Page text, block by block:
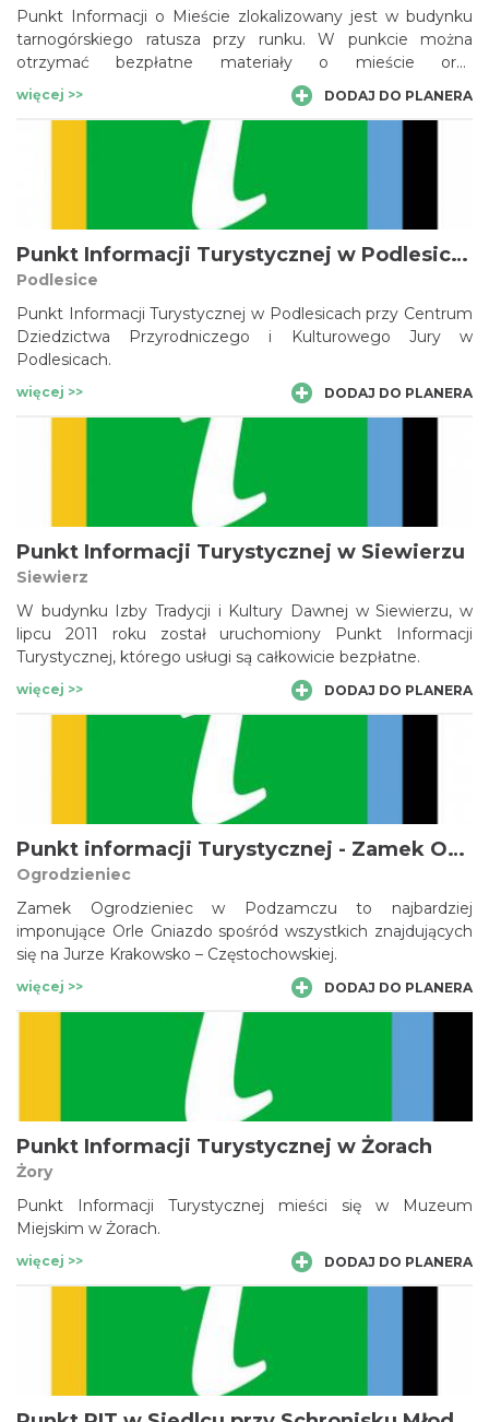
Punkt Informacji o Mieście zlokalizowany jest w budynku
tarnogórskiego ratusza przy runku. W punkcie można
otrzymać bezpłatne materiały o mieście oraz
województwie śląskim, informacje o imprezach sportowych
i kulturalnych.
więcej >> DODAJ DO PLANERA
Punkt Informacji Turystycznej w Podlesicach
Podlesice
Punkt Informacji Turystycznej w Podlesicach przy Centrum
Dziedzictwa Przyrodniczego i Kulturowego Jury w
Podlesicach.
więcej >> DODAJ DO PLANERA
Punkt Informacji Turystycznej w Siewierzu
Siewierz
W budynku Izby Tradycji i Kultury Dawnej w Siewierzu, w
lipcu 2011 roku został uruchomiony Punkt Informacji
Turystycznej, którego usługi są całkowicie bezpłatne.
więcej >> DODAJ DO PLANERA
Punkt informacji Turystycznej - Zamek Ogrodzieniec w Podzamczu
Ogrodzieniec
Zamek Ogrodzieniec w Podzamczu to najbardziej
imponujące Orle Gniazdo spośród wszystkich znajdujących
się na Jurze Krakowsko – Częstochowskiej.
więcej >> DODAJ DO PLANERA
Punkt Informacji Turystycznej w Żorach
Żory
Punkt Informacji Turystycznej mieści się w Muzeum
Miejskim w Żorach.
więcej >> DODAJ DO PLANERA